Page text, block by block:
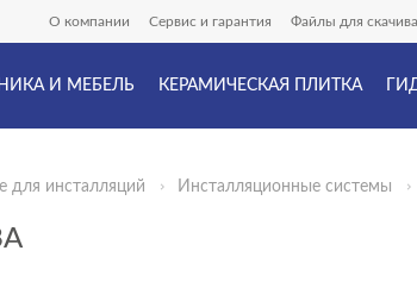
О компании Сервис и гарантия Файлы для
И МЕБЕЛЬ КЕРАМИЧЕСКАЯ ПЛИТКА
для инсталляций Инсталляционные системы